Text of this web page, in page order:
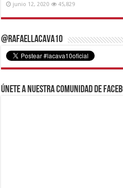
junio 12, 2020 45,829
@RafaelLacava10
Únete a nuestra comunidad de